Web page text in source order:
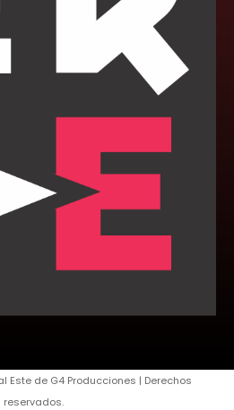
Este de G4 Producciones | Derechos
reservados.